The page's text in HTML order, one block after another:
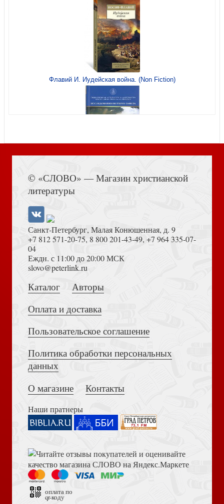
Альманах №5. Терроризм: религиозно — политический
аспект
Набор белых мини-открыток 6Х12 см Венок из роз
Как разговаривать с детьми о наркотиках
Няня спешит на помощь!
ассортименте
Флавий И. Иудейская война. (Non Fiction)
Достоевский Ф.М. Сила и правда России (2024)
Толкование на Апокалипсис (Тихоний Африканский)
е изд., перераб., и доп., синий бумвинил)
© «СЛОВО» — Магазин христианской
литературы
Санкт-Петербург, Малая Конюшенная, д. 9
+7 812 571-20-75, 8 800 201-43-49, +7 964 335-07-
04
Еждн. с 11:00 до 20:00 МСК
slovo@peterlink.ru
Каталог
Авторы
Оплата и доставка
Пользовательское соглашение
Политика обработки персональных
данных
О магазине
Контакты
Наши пратнеры
оплата по
qr-коду